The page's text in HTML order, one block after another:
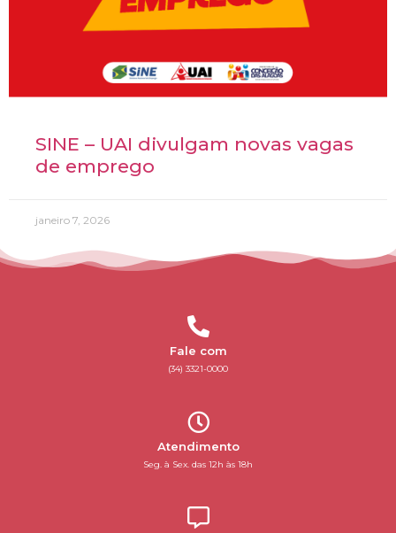
SINE – UAI divulgam novas vagas
de emprego
janeiro 7, 2026
Fale com
(34) 3321-0000
Atendimento
Seg. à Sex. das 12h às 18h